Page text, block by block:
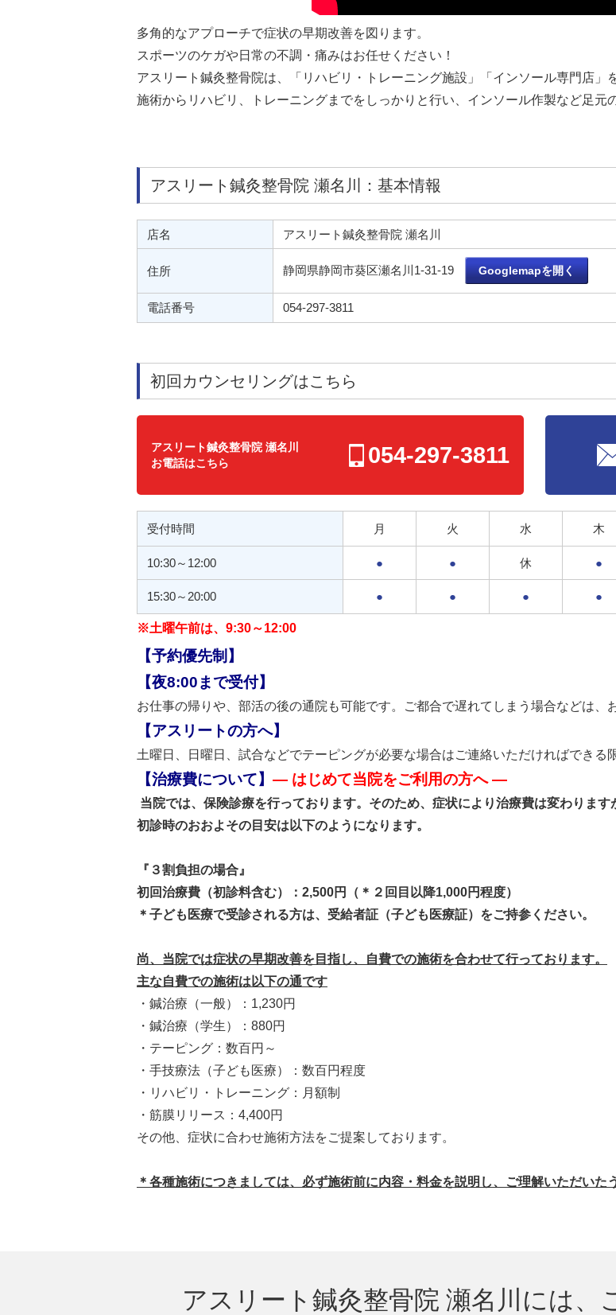
多角的なアプローチで症状の早期改善を図ります。
スポーツのケガや日常の不調・痛みはお任せください！
アスリート鍼灸整骨院は、「リハビリ・トレーニング施設」「インソール専門店」
施術からリハビリ、トレーニングまでをしっかりと行い、インソール作製など足元
アスリート鍼灸整骨院 瀬名川：基本情報
店名 アスリート鍼灸整骨院 瀬名川
住所 静岡県静岡市葵区瀬名川1-31-19 Googlemapを開く
電話番号 054-297-3811
初回カウンセリングはこちら
アスリート鍼灸整骨院 瀬名川
お電話はこちら
054-297-3811
受付時間 月 火 水 木
10:30～12:00 ● ● 休 ●
15:30～20:00 ● ● ● ●
※土曜午前は、9:30～12:00
【予約優先制】
【夜8:00まで受付】
お仕事の帰りや、部活の後の通院も可能です。ご都合で遅れてしまう場合などは、
【アスリートの方へ】
土曜日、日曜日、試合などでテーピングが必要な場合はご連絡いただければできる
【治療費について】 ― はじめて当院をご利用の方へ ―
当院では、保険診療を行っております。そのため、症状により治療費は変わります
初診時のおおよその目安は以下のようになります。
『３割負担の場合』
初回治療費（初診料含む）：2,500円（＊２回目以降1,000円程度）
＊子ども医療で受診される方は、受給者証（子ども医療証）をご持参ください。
尚、当院では症状の早期改善を目指し、自費での施術を合わせて行っております。
主な自費での施術は以下の通です
・鍼治療（一般）：1,230円
・鍼治療（学生）：880円
・テーピング：数百円～
・手技療法（子ども医療）：数百円程度
・リハビリ・トレーニング：月額制
・筋膜リリース：4,400円
その他、症状に合わせ施術方法をご提案しております。
＊各種施術につきましては、必ず施術前に内容・料金を説明し、ご理解いただいた
アスリート鍼灸整骨院 瀬名川には、